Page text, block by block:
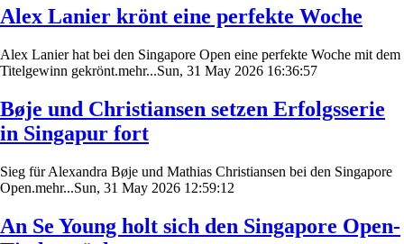
Alex Lanier krönt eine perfekte Woche
Alex Lanier hat bei den Singapore Open eine perfekte Woche mit dem
Titelgewinn gekrönt.mehr...Sun, 31 May 2026 16:36:57
Bøje und Christiansen setzen Erfolgsserie
in Singapur fort
Sieg für Alexandra Bøje und Mathias Christiansen bei den Singapore
Open.mehr...Sun, 31 May 2026 12:59:12
An Se Young holt sich den Singapore Open-